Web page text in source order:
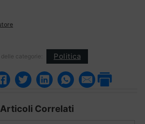
categorie: Politica
Articoli Correlati